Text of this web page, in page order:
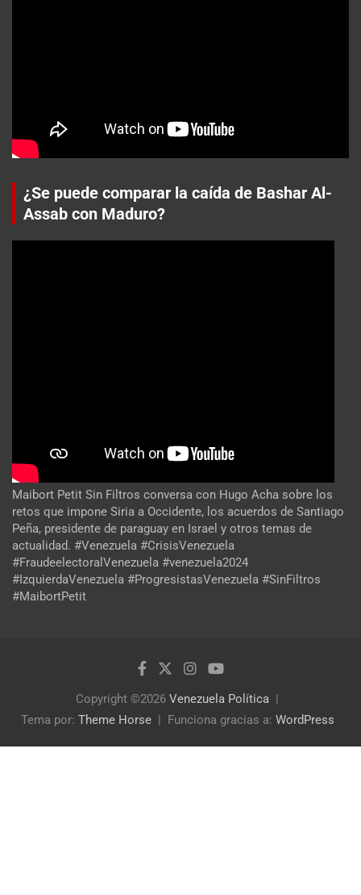
¿Se puede comparar la caída de Bashar Al-
Assab con Maduro?
Maibort Petit Sin Filtros conversa con Hugo Acha sobre los
retos que impone Siria a Occidente, los acuerdos de Santiago
Peña, presidente de paraguay en Israel y otros temas de
actualidad. #Venezuela #CrisisVenezuela
#FraudeelectoralVenezuela #venezuela2024
#IzquierdaVenezuela #ProgresistasVenezuela #SinFiltros
#MaibortPetit
Copyright ©2026 Venezuela Política
Tema por: Theme Horse Funciona gracias a: WordPress